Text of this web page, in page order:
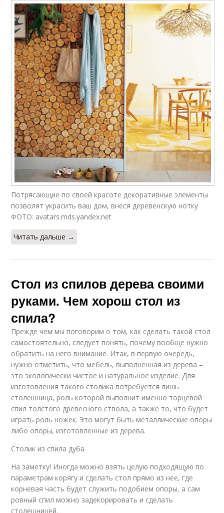
Потрясающие по своей красоте декоративные элементы
позволят украсить ваш дом, внеся деревенскую нотку
ФОТО: avatars.mds.yandex.net
Читать дальше →
Стол из спилов дерева своими
руками. Чем хорош стол из
спила?
Прежде чем мы поговорим о том, как сделать такой стол
самостоятельно, следует понять, почему вообще нужно
обратить на него внимание. Итак, в первую очередь,
нужно отметить, что мебель, выполненная из дерева –
это экологически чистое и натуральное изделие. Для
изготовления такого столика потребуется лишь
столешница, роль которой выполнит именно торцевой
спил толстого древесного ствола, а также то, что будет
играть роль ножек. Это могут быть металлические опоры
либо опоры, изготовленные из дерева.
Столик из спила дуба
На заметку! Иногда можно взять целую подходящую по
параметрам корягу и сделать стол прямо из нее, где
корневая часть будет служить подобием опоры, а сам
ровный спил можно задекорировать и сделать
столешницей.